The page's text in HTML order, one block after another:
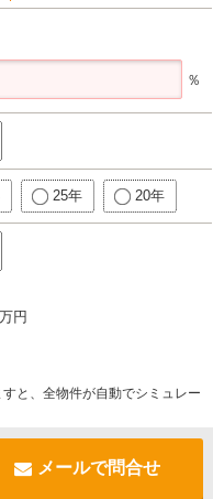
％
25年 20年
万円
と、全物件が自動でシミュレー
メールで問合せ